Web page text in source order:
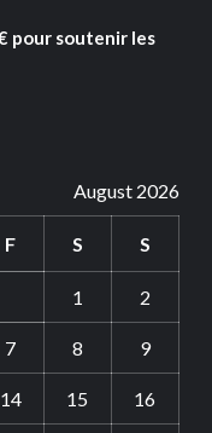
pour soutenir les
August 2026
F S S
1 2
7 8 9
14 15 16